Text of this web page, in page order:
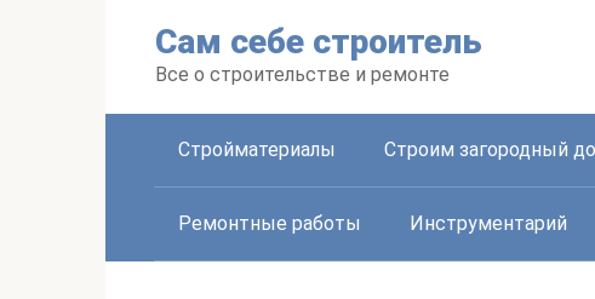
Сам себе строитель
Все о строительстве и ремонте
Стройматериалы Строим загородный
Ремонтные работы Инструментарий